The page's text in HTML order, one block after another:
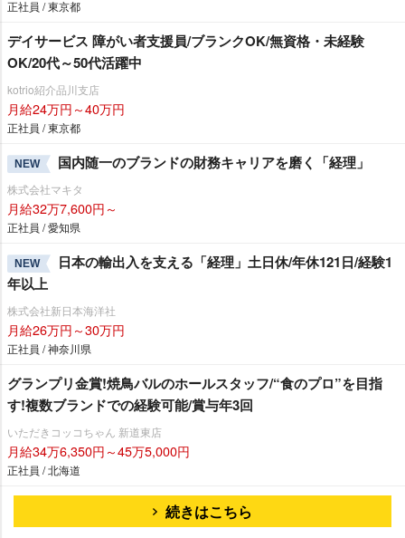
正社員 / 東京都
デイサービス 障がい者支援員/ブランクOK/無資格・未経験
OK/20代～50代活躍中
kotrio紹介品川支店
月給24万円～40万円
正社員 / 東京都
NEW 国内随一のブランドの財務キャリアを磨く「経理」
株式会社マキタ
月給32万7,600円～
正社員 / 愛知県
NEW
日本の輸出入を支える「経理」土日休/年休121日/経験1
年以上
株式会社新日本海洋社
月給26万円～30万円
正社員 / 神奈川県
グランプリ金賞!焼鳥バルのホールスタッフ/“食のプロ”を目指
す!複数ブランドでの経験可能/賞与年3回
いただきコッコちゃん 新道東店
月給34万6,350円～45万5,000円
正社員 / 北海道
続きはこちら